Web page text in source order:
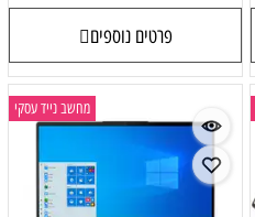
פרטים נוספים
מחשב נייד עסקי